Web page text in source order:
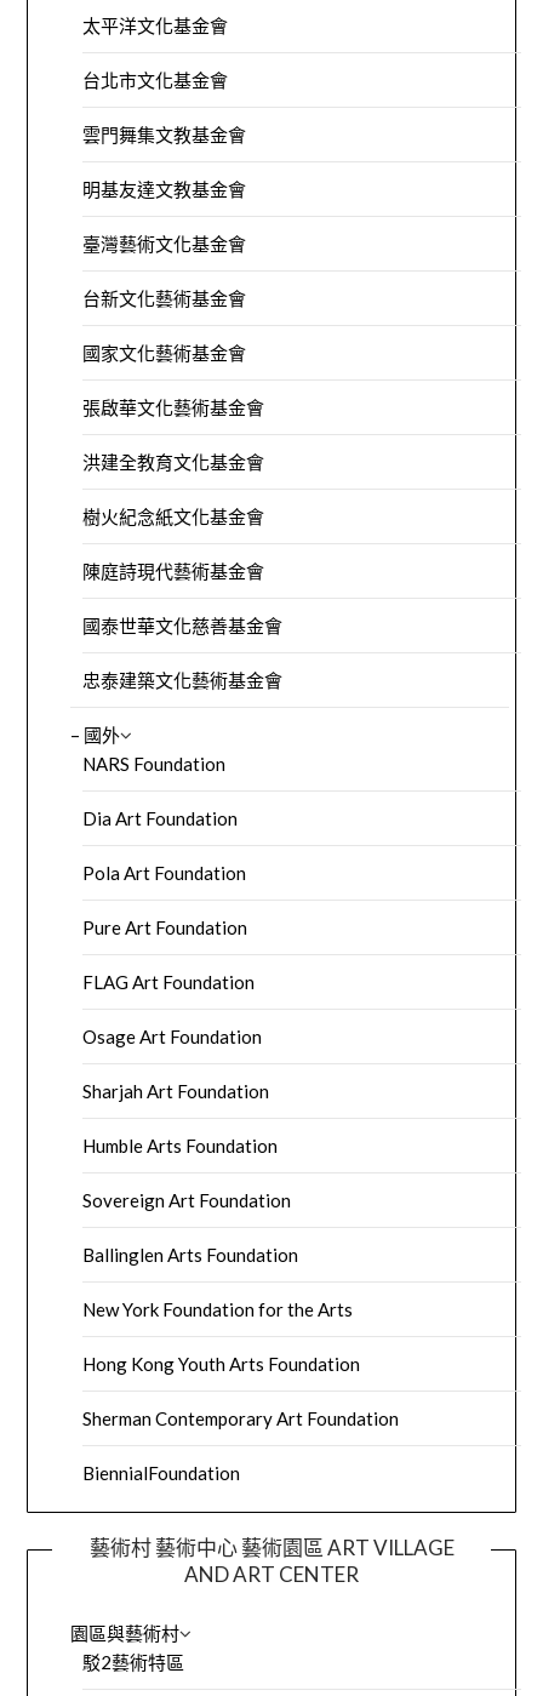
太平洋文化基金會
台北市文化基金會
雲門舞集文教基金會
明基友達文教基金會
臺灣藝術文化基金會
台新文化藝術基金會
國家文化藝術基金會
張啟華文化藝術基金會
洪建全教育文化基金會
樹火紀念紙文化基金會
陳庭詩現代藝術基金會
國泰世華文化慈善基金會
忠泰建築文化藝術基金會
– 國外
NARS Foundation
Dia Art Foundation
Pola Art Foundation
Pure Art Foundation
FLAG Art Foundation
Osage Art Foundation
Sharjah Art Foundation
Humble Arts Foundation
Sovereign Art Foundation
Ballinglen Arts Foundation
New York Foundation for the Arts
Hong Kong Youth Arts Foundation
Sherman Contemporary Art Foundation
BiennialFoundation
藝術村 藝術中心 藝術園區 ART VILLAGE
AND ART CENTER
園區與藝術村
駁2藝術特區